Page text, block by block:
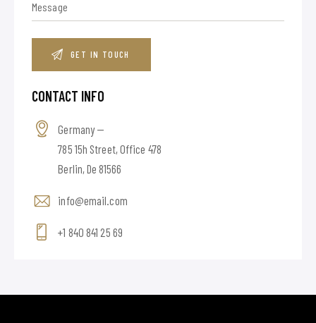
CONTACT INFO
Germany —
785 15h Street, Office 478
Berlin, De 81566
info@email.com
+1 840 841 25 69